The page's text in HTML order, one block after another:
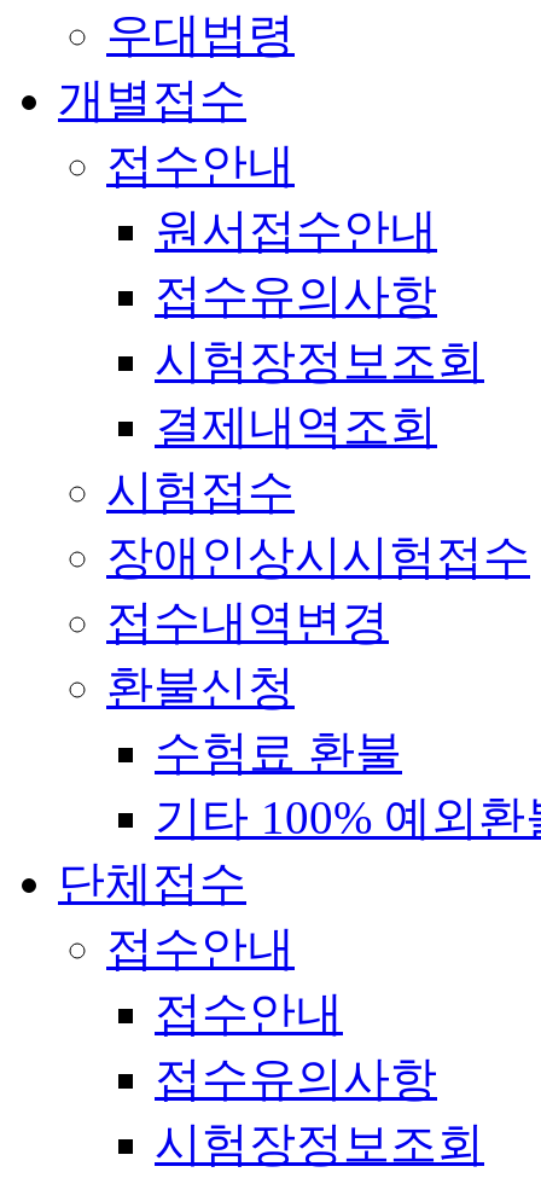
우대법령
개별접수
접수안내
원서접수안내
접수유의사항
시험장정보조회
결제내역조회
시험접수
장애인상시시험접수
접수내역변경
환불신청
수험료 환불
기타 100% 예외환
단체접수
접수안내
접수안내
접수유의사항
시험장정보조회